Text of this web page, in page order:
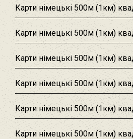
Карти німецькі 500м (1км)
Карти німецькі 500м (1км)
Карти німецькі 500м (1км)
Карти німецькі 500м (1км)
Карти німецькі 500м (1км)
Карти німецькі 500м (1км)